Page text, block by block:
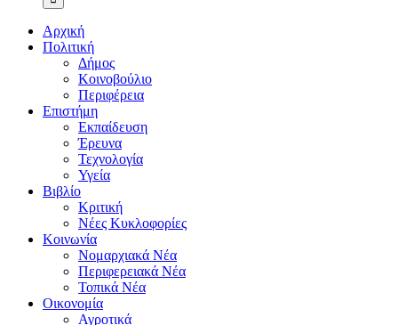
Αρχική
Πολιτική
Δήμος
Κοινοβούλιο
Περιφέρεια
Επιστήμη
Εκπαίδευση
Έρευνα
Τεχνολογία
Υγεία
Βιβλίο
Κριτική
Νέες Κυκλοφορίες
Κοινωνία
Νομαρχιακά Νέα
Περιφερειακά Νέα
Τοπικά Νέα
Οικονομία
Αγροτικά